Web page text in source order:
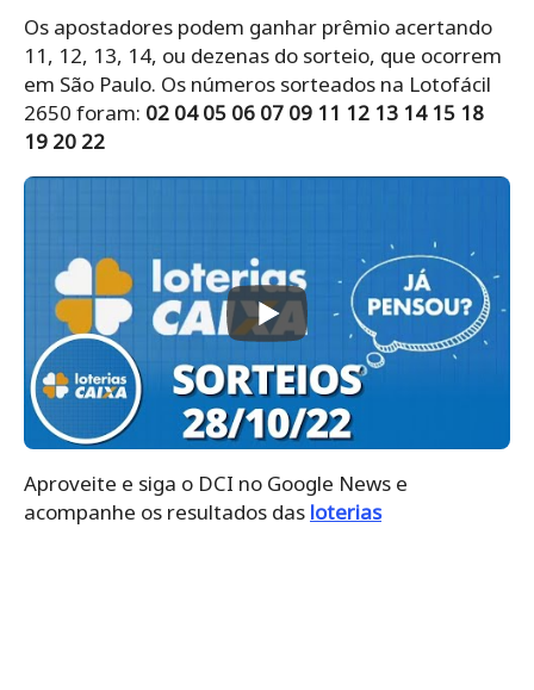
Os apostadores podem ganhar prêmio acertando
11, 12, 13, 14, ou dezenas do sorteio, que ocorrem
em São Paulo. Os números sorteados na Lotofácil
2650 foram: 02 04 05 06 07 09 11 12 13 14 15 18
19 20 22
Aproveite e siga o DCI no Google News e
acompanhe os resultados das loterias